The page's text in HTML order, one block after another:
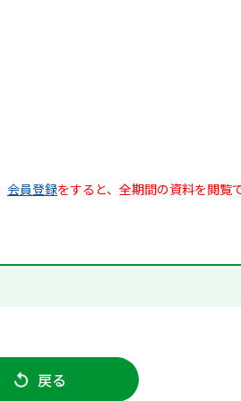
会員登録をすると、全期間の資料を閲覧
戻る